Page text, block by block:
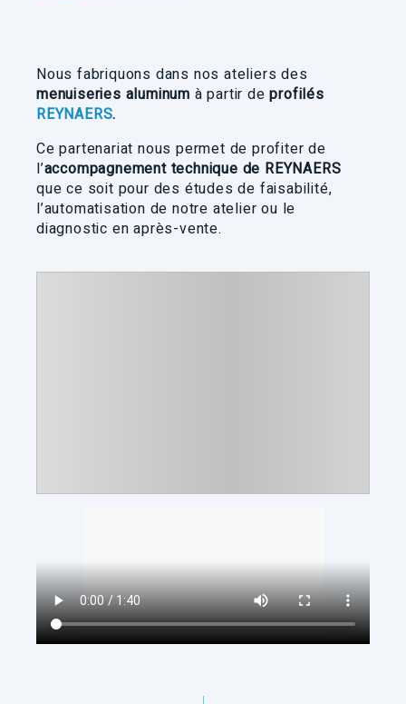
Nous fabriquons dans nos ateliers des
menuiseries aluminum à partir deprofilés
REYNAERS.
Ce partenariat nous permet de profiter de
l’accompagnement technique de REYNAERS
que ce soit pour des études de faisabilité,
l’automatisation de notre atelier ou le
diagnostic en après-vente.